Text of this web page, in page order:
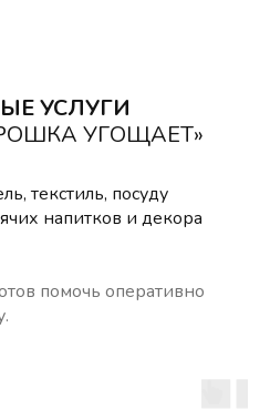
УСЛУГИ
УГОЩАЕТ»
текстиль, посуду
напитков и декора
помочь оперативно